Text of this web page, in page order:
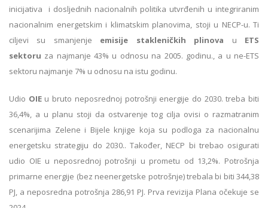
inicijativa i dosljednih nacionalnih politika utvrđenih u integriranim
nacionalnim energetskim i klimatskim planovima, stoji u NECP-u. Ti
ciljevi su smanjenje emisije stakleničkih plinova u ETS
sektoru za najmanje 43% u odnosu na 2005. godinu., a u ne-ETS
sektoru najmanje 7% u odnosu na istu godinu.
Udio OIEu bruto neposrednoj potrošnji energije do 2030. treba biti
36,4%, a u planu stoji da ostvarenje tog cilja ovisi o razmatranim
scenarijima Zelene i Bijele knjige koja su podloga za nacionalnu
energetsku strategiju do 2030.. Također, NECP bi trebao osigurati
udio OIE u neposrednoj potrošnji u prometu od 13,2%. Potrošnja
primarne energije (bez neenergetske potrošnje) trebala bi biti 344,38
PJ, a neposredna potrošnja 286,91 PJ. Prva revizija Plana očekuje se